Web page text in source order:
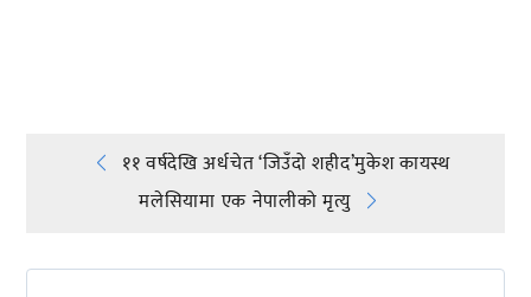
Post
navigation
११ वर्षदेखि अर्धचेत ‘जिउँदो शहीद’मुकेश कायस्थ
मलेसियामा एक नेपालीको मृत्यु